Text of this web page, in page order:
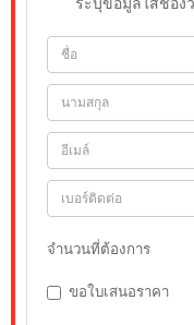
จำนวนที่ต้องการ
ขอใบเสนอราคา